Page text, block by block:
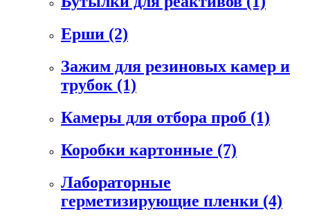
Ерши (2)
Зажим для резиновых камер и
трубок (1)
Камеры для отбора проб (1)
Коробки картонные (7)
Лабораторные
герметизирующие пленки (4)